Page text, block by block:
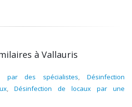
à Vallauris
par des spécialistes,Désinfection
, Désinfection de locaux par une